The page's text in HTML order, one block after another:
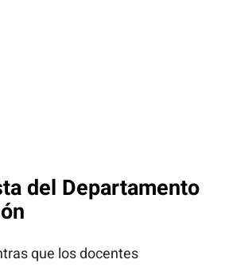
del Departamento
que los docentes